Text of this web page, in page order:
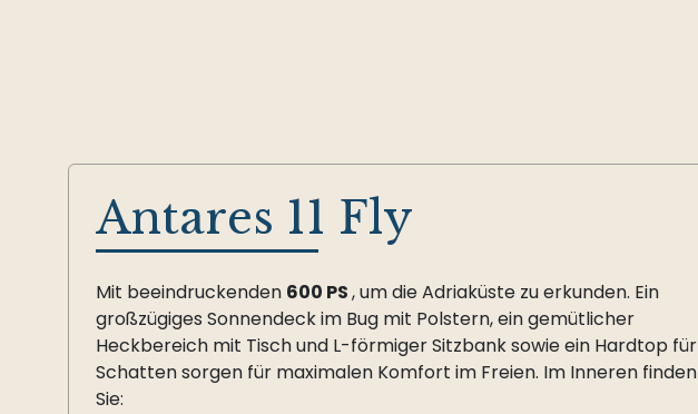
Antares 11 Fly
Mit beeindruckenden 600 PS, um die Adriaküste zu erkunden. Ein
großzügiges Sonnendeck im Bug mit Polstern, ein gemütlicher
Heckbereich mit Tisch und L-förmiger Sitzbank sowie ein Hardtop für
Schatten sorgen für maximalen Komfort im Freien. Im Inneren finden
Sie: